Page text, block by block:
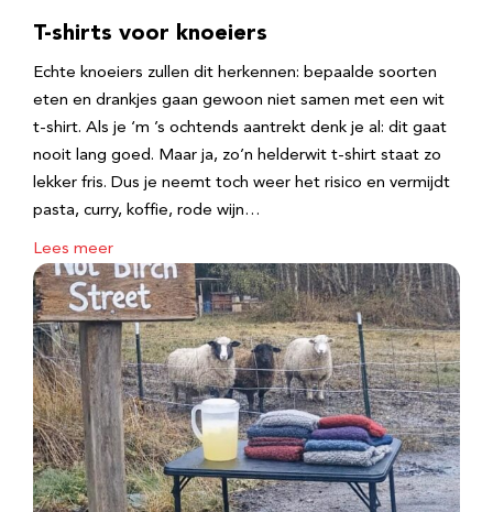
T-shirts voor knoeiers
Echte knoeiers zullen dit herkennen: bepaalde soorten
eten en drankjes gaan gewoon niet samen met een wit
t-shirt. Als je ‘m ’s ochtends aantrekt denk je al: dit gaat
nooit lang goed. Maar ja, zo’n helderwit t-shirt staat zo
lekker fris. Dus je neemt toch weer het risico en vermijdt
pasta, curry, koffie, rode wijn…
Lees meer